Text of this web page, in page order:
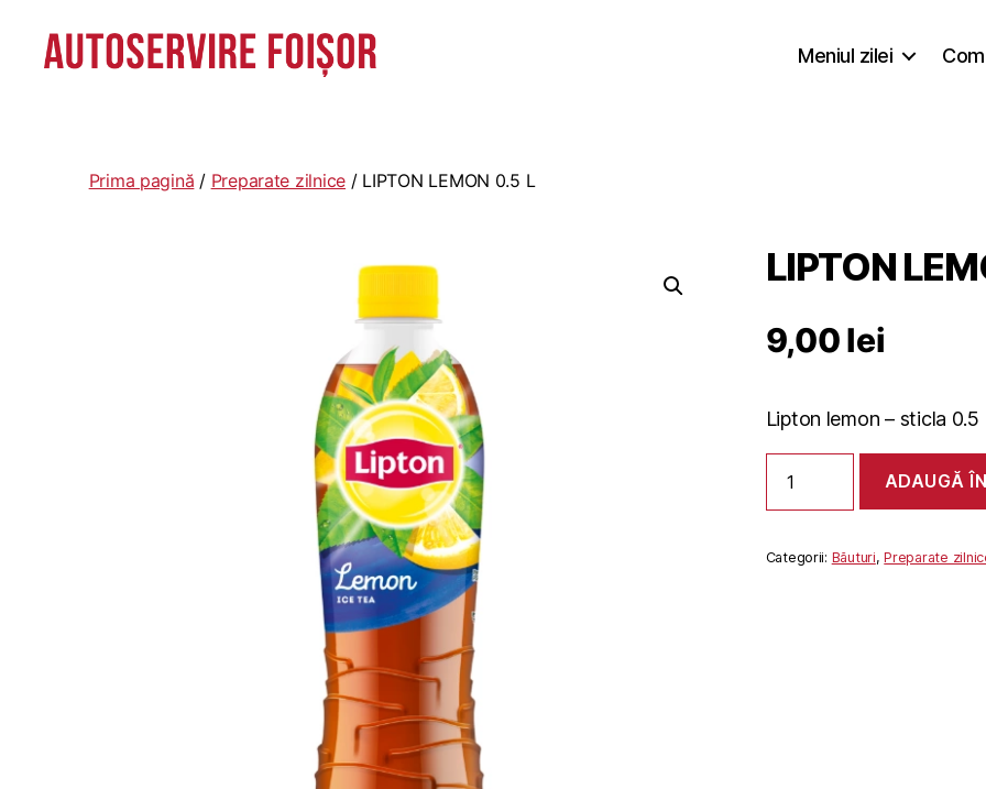
Lascăr
Meniul zilei
Prima pagină / Preparate zilnice / LIPTON LEMON 0.5 L
LIPTON
9,00lei
Lipton lemon – sticla 0.5
LIPTON
LEMON
L
ADAUGĂ
Categorii: Băuturi,Preparate